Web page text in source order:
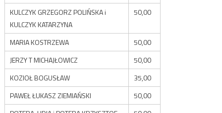
KULCZYK GRZEGORZ POLIŃSKA i
KULCZYK KATARZYNA
50,00
MARIA KOSTRZEWA
50,00
JERZY T MICHAJŁOWICZ
50,00
KOZIOŁ BOGUSŁAW
35,00
PAWEŁ ŁUKASZ ZIEMIAŃSKI
50,00